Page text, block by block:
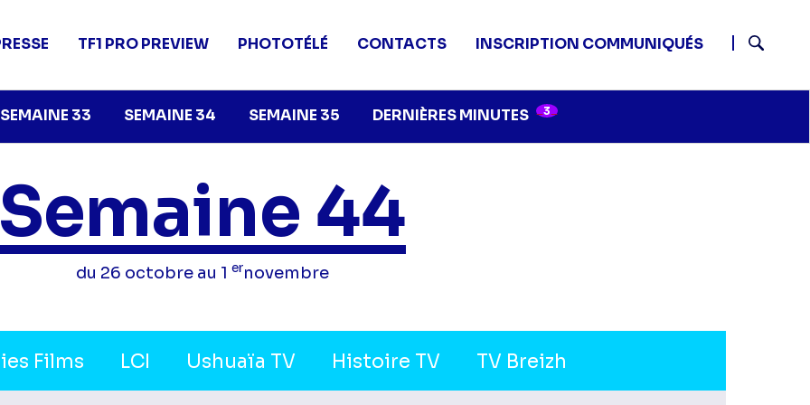
SEMAINE 33 SEMAINE 34 SEMAINE 35 DERNIÈRES MINUTES 3
TF1 PRO PREVIEW PHOTOTÉLÉ CONTACTS
INSCRIPTION COMMUNIQUÉS
Semaine 44
du 26 octobre au 1 ernovembre
Films LCI Ushuaïa TV Histoire TV TV Breizh